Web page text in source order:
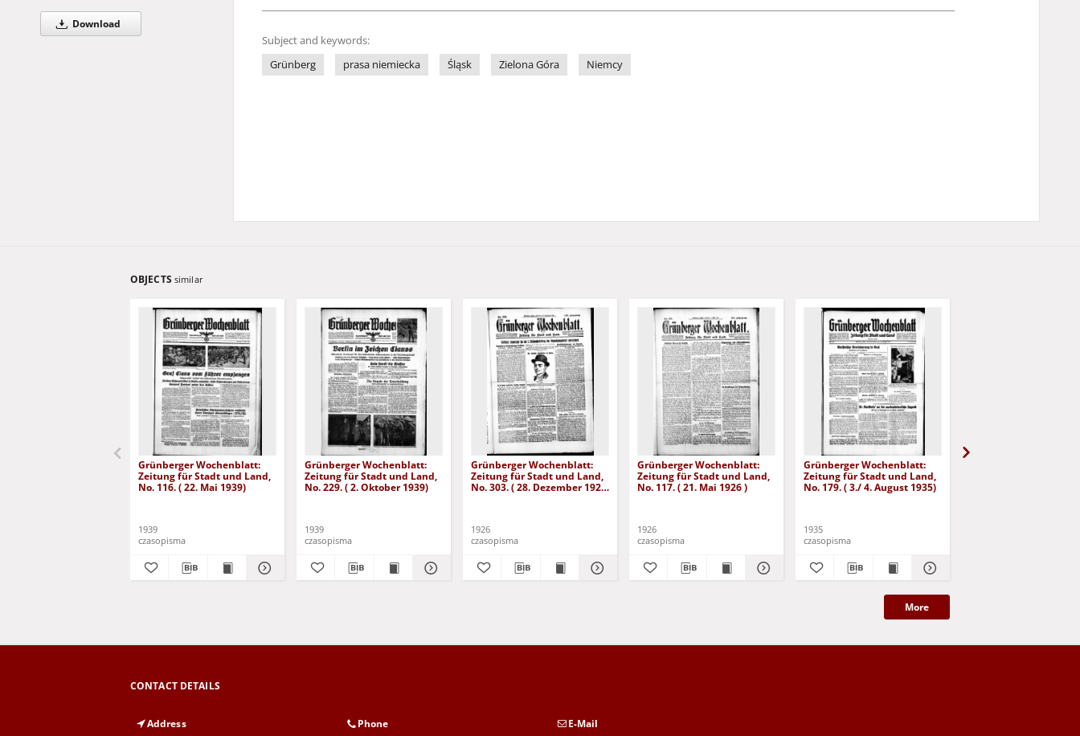
Download
Subject and keywords:
Grünberg
prasa niemiecka Śląsk Zielona Góra Niemcy
OBJECTS similar
Grünberger Wochenblatt:
Zeitung für Stadt und Land,
No. 116. ( 22. Mai 1939)
1939
czasopisma
Grünberger Wochenblatt:
Zeitung für Stadt und Land,
No. 229. ( 2. Oktober 1939)
1939
czasopisma
Grünberger Wochenblatt:
Zeitung für Stadt und Land,
No. 303. ( 28. Dezember 1926
1926
czasopisma
Grünberger Wochenblatt:
Zeitung für Stadt und Land,
No. 117. ( 21. Mai 1926 )
1926
czasopisma
Grünberger Wochenblatt:
Zeitung für Stadt und Land,
No. 179. ( 3./ 4. August 1935)
1935
czasopisma
More
CONTACT DETAILS
Address Phone E-Mail